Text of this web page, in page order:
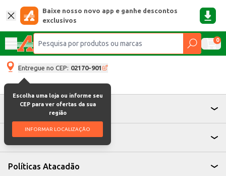
Baixe nosso novo app e ganhe descontos
exclusivos
0
Entregue no CEP: 02170-901
Escolha uma loja ou informe seu
CEP para ver ofertas da sua
região
INFORMAR LOCALIZAÇÃO
Atendimento
Institucional
Políticas Atacadão